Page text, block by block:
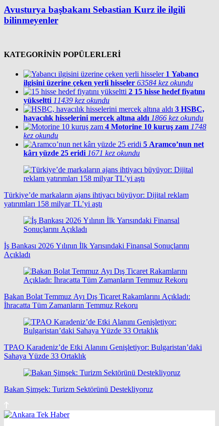
Avusturya başbakanı Sebastian Kurz ile ilgili
bilinmeyenler
KATEGORİNİN POPÜLERLERİ
1 Yabancı
ilgisini üzerine çeken yerli hisseler 63584 kez okundu
2 15 hisse hedef fiyatını
yükseltti 11439 kez okundu
3 HSBC,
havacılık hisselerini mercek altına aldı 1866 kez okundu
4 Motorine 10 kuruş zam 1748
kez okundu
5 Aramco’nun net
kârı yüzde 25 eridi 1671 kez okundu
Türkiye’de markaların ajans ihtiyacı büyüyor: Dijital reklam
yatırımları 158 milyar TL’yi aştı
İş Bankası 2026 Yılının İlk Yarısındaki Finansal Sonuçlarını
Açıkladı
Bakan Bolat Temmuz Ayı Dış Ticaret Rakamlarını Açıkladı:
İhracatta Tüm Zamanların Temmuz Rekoru
TPAO Karadeniz’de Etki Alanını Genişletiyor: Bulgaristan’daki
Sahaya Yüzde 33 Ortaklık
Bakan Şimşek: Turizm Sektörünü Destekliyoruz